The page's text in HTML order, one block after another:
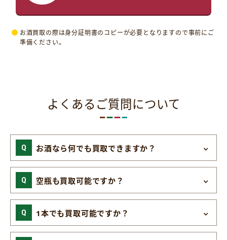
お酒買取の際は身分証明書のコピーが必要となりますので事前にご
準備ください。
よくあるご質問について
お酒なら何でも買取できますか？
空瓶も買取可能ですか？
1本でも買取可能ですか？